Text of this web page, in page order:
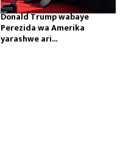
Donald Trump wabaye
Perezida wa Amerika
yarashwe ari...